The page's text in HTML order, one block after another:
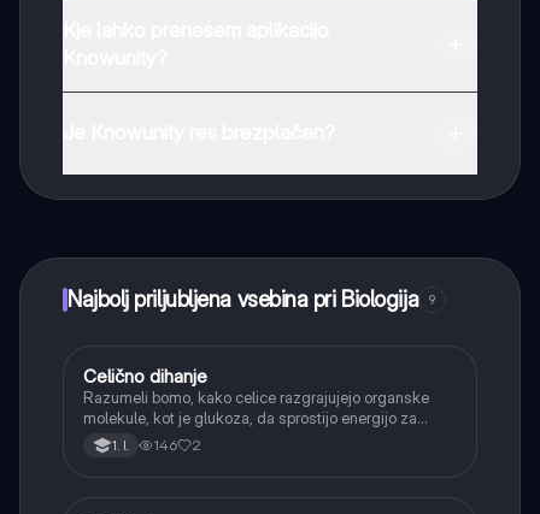
Najbolj priljubljena vsebina pri Biologija 9
Biologija
Celično dihanje
Razumeli bomo, kako celice razgrajujejo organske
molekule, kot je glukoza, da sprostijo energijo za
svoje delovanje.
1. l. 146 2